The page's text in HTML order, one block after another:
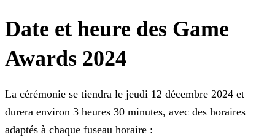
Date et heure des Game
Awards 2024
La cérémonie se tiendra le jeudi 12 décembre 2024 et
durera environ 3 heures 30 minutes, avec des horaires
adaptés à chaque fuseau horaire :